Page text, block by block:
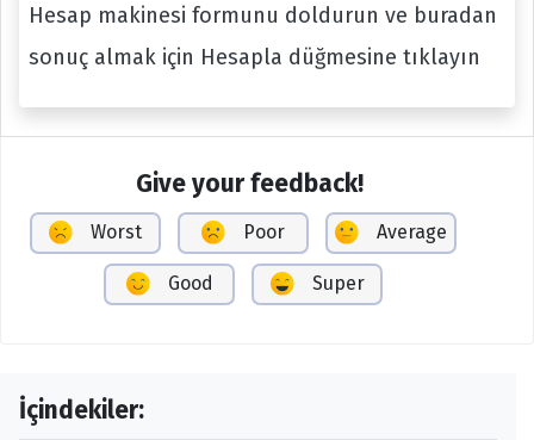
Hesap makinesi formunu doldurun ve buradan
sonuç almak için Hesapla düğmesine tıklayın
Give your feedback!
Worst Poor Average
Good Super
İçindekiler: